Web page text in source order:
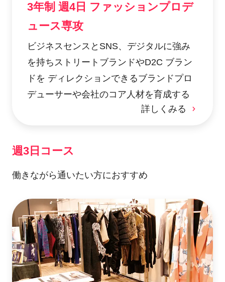
3年制 週4日 ファッションプロデ
ュース専攻
ビジネスセンスとSNS、デジタルに強み
を持ちストリートブランドやD2C ブラン
ドを ディレクションできるブランドプロ
デューサーや会社のコア人材を育成する
詳しくみる
週3日コース
働きながら通いたい方におすすめ